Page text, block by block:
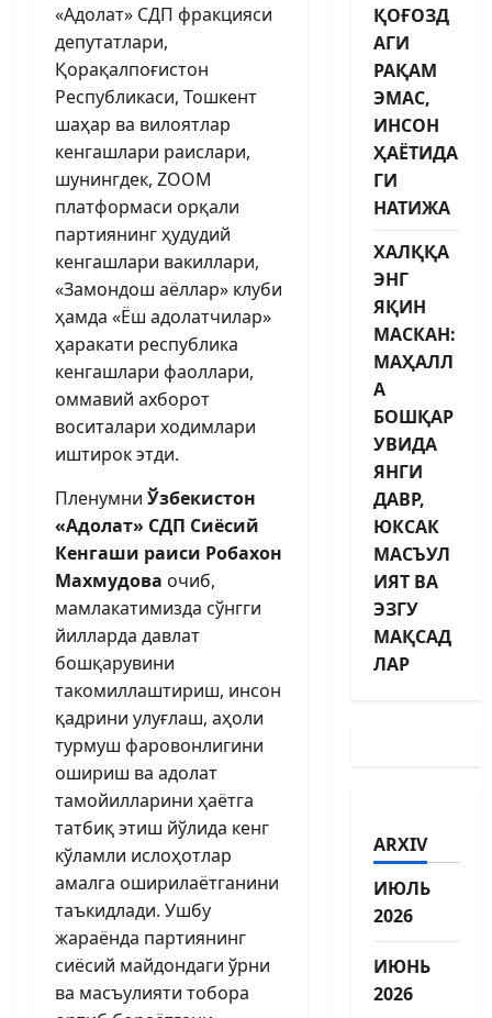
«Адолат» СДП фракцияси
депутатлари,
Қорақалпоғистон
Республикаси, Тошкент
шаҳар ва вилоятлар
кенгашлари раислари,
шунингдек, ZOOM
платформаси орқали
партиянинг ҳудудий
кенгашлари вакиллари,
«Замондош аёллар» клуби
ҳамда «Ёш адолатчилар»
ҳаракати республика
кенгашлари фаоллари,
оммавий ахборот
воситалари ходимлари
иштирок этди.
Пленумни Ўзбекистон
«Адолат» СДП Сиёсий
Кенгаши раиси Робахон
Махмудова очиб,
мамлакатимизда сўнгги
йилларда давлат
бошқарувини
такомиллаштириш, инсон
қадрини улуғлаш, аҳоли
турмуш фаровонлигини
ошириш ва адолат
тамойилларини ҳаётга
татбиқ этиш йўлида кенг
кўламли ислоҳотлар
амалга оширилаётганини
таъкидлади. Ушбу
жараёнда партиянинг
сиёсий майдондаги ўрни
ва масъулияти тобора
ҚОҒОЗД
АГИ
РАҚАМ
ЭМАС,
ИНСОН
ҲАЁТИДА
ГИ
НАТИЖА
ХАЛҚҚА
ЭНГ
ЯҚИН
МАСКАН:
МАҲАЛЛ
А
БОШҚАР
УВИДА
ЯНГИ
ДАВР,
ЮКСАК
МАСЪУЛ
ИЯТ ВА
ЭЗГУ
МАҚСАД
ЛАР
ARXIV
ИЮЛЬ
2026
ИЮНЬ
2026